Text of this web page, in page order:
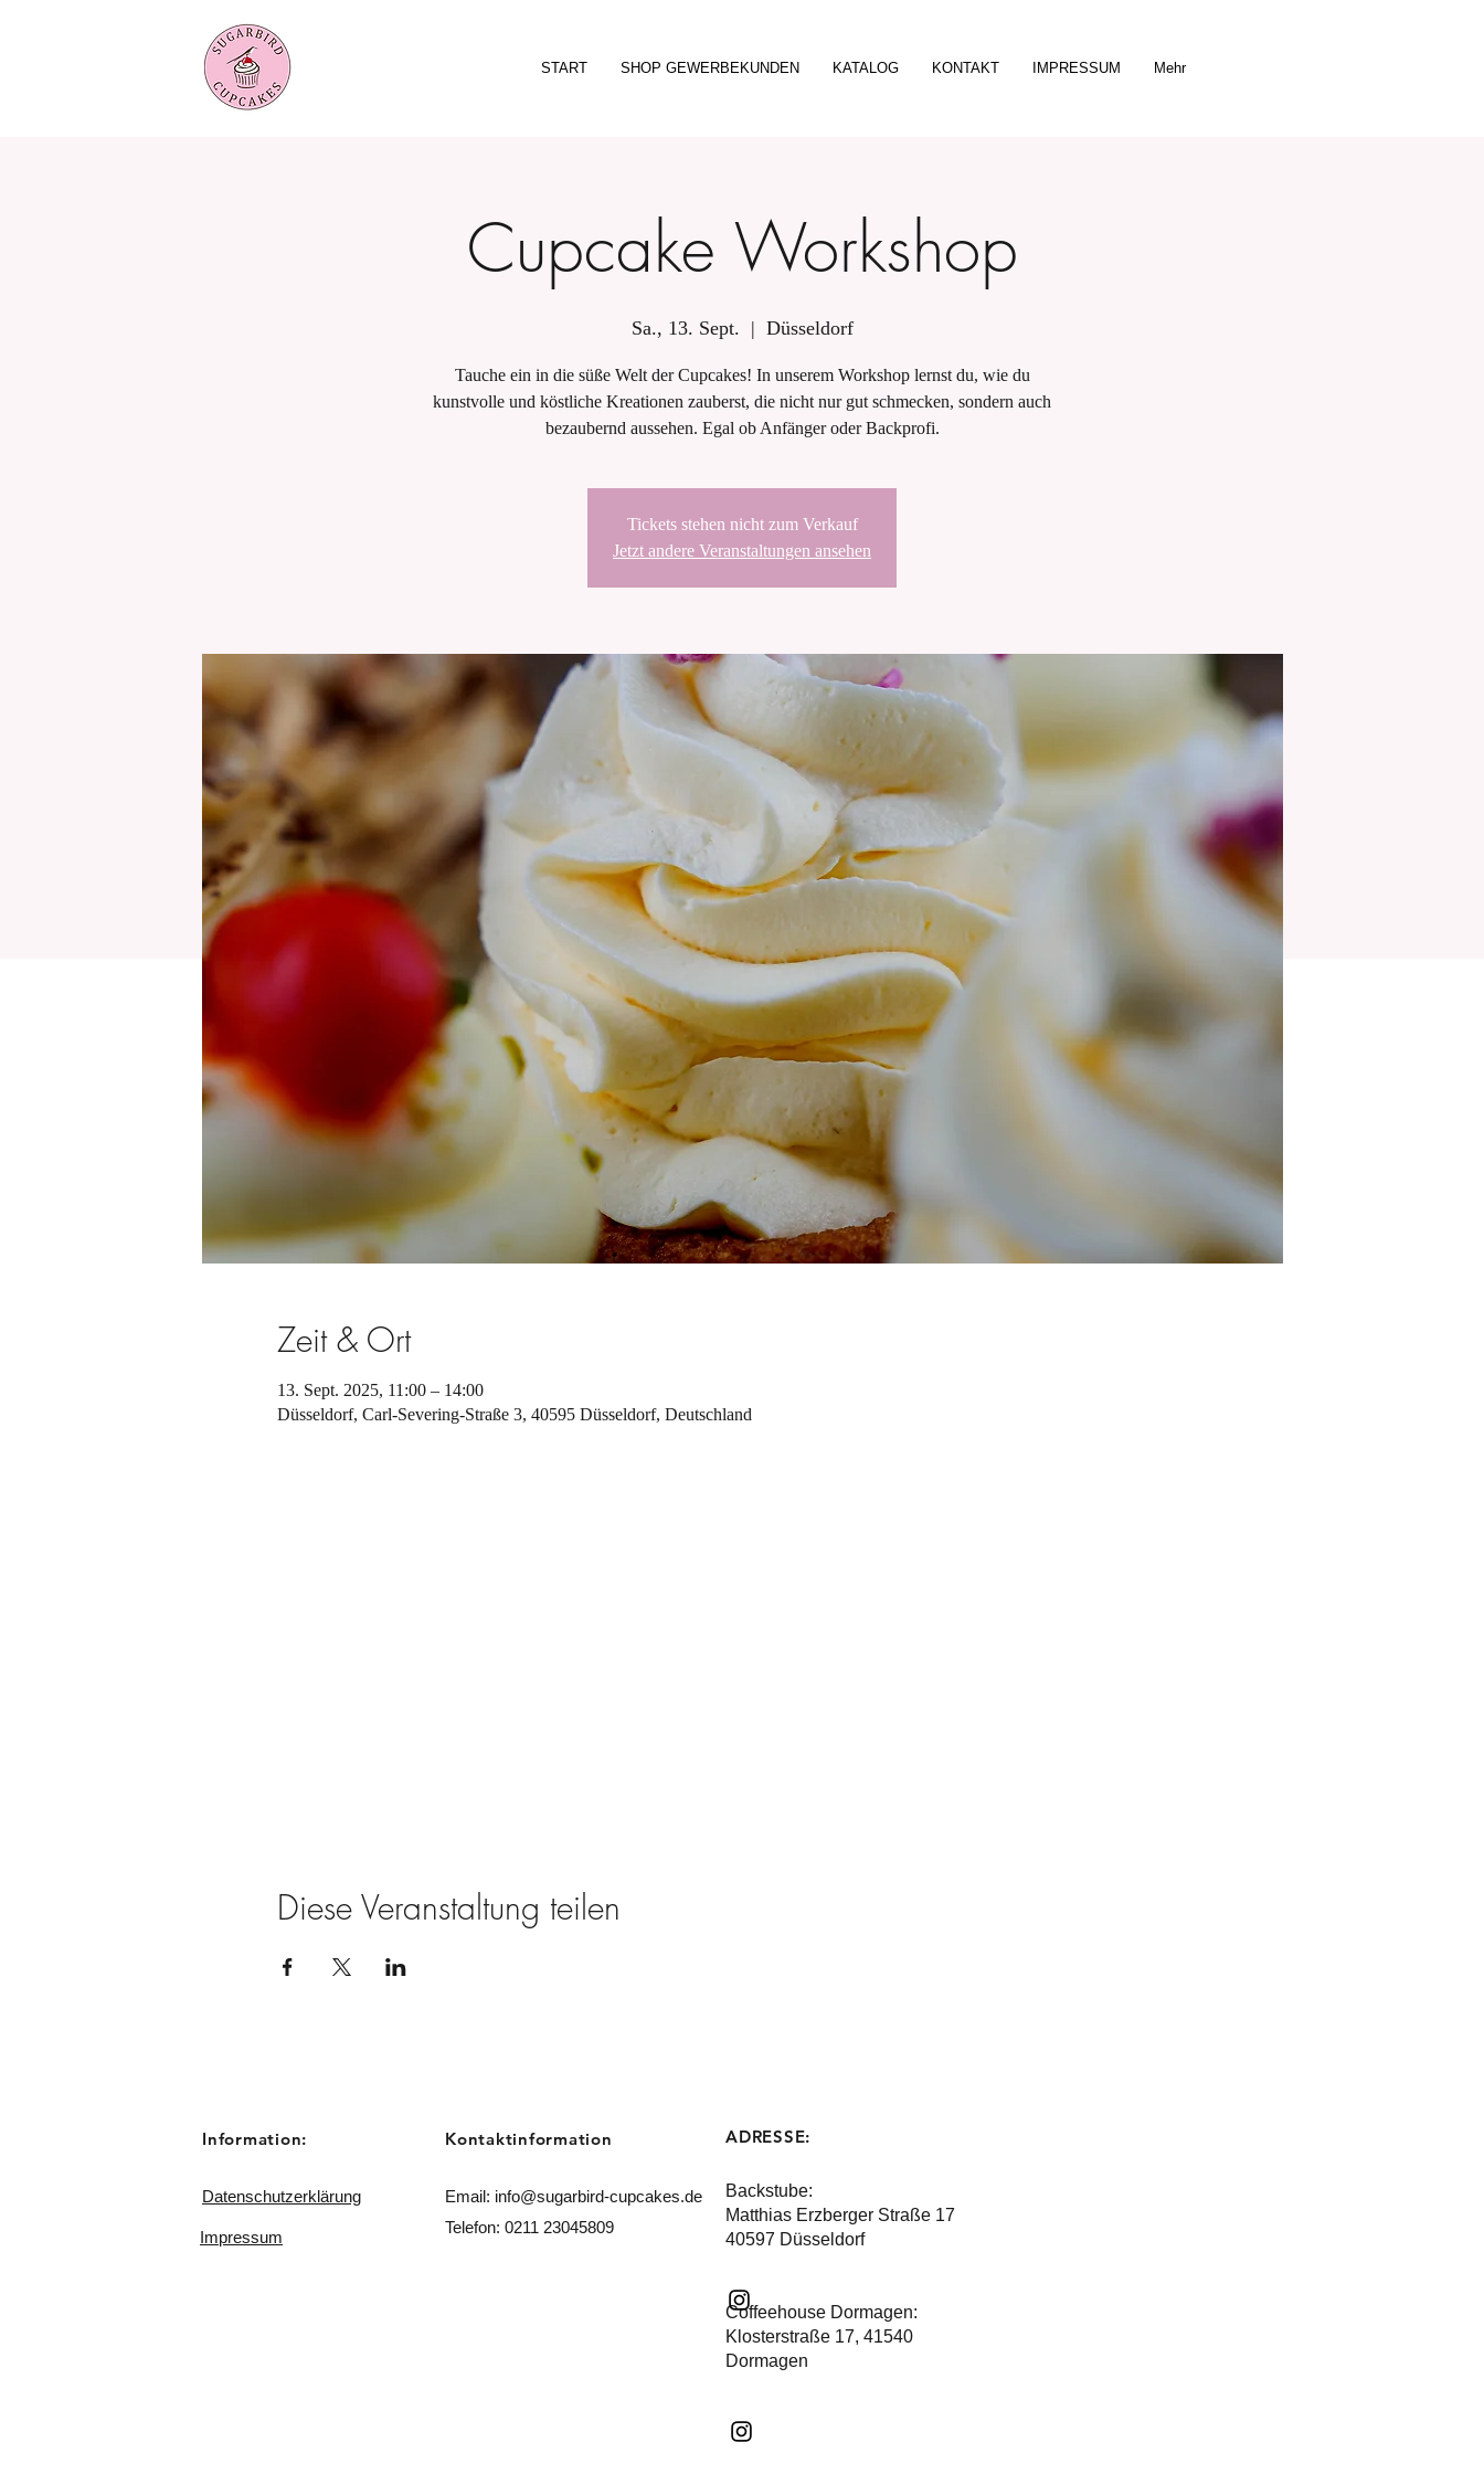
START SHOP GEWERBEKUNDEN KATALOG KONTAKT IMPRESSUM Mehr
Cupcake Workshop
Sa., 13. Sept.
  |
Düsseldorf
Tauche ein in die süße Welt der Cupcakes! In unserem Workshop lernst du, wie du
kunstvolle und köstliche Kreationen zauberst, die nicht nur gut schmecken, sondern auch
bezaubernd aussehen. Egal ob Anfänger oder Backprofi.
Tickets stehen nicht zum Verkauf
Jetzt andere Veranstaltungen ansehen
Zeit & Ort
13. Sept. 2025, 11:00 – 14:00
Düsseldorf, Carl-Severing-Straße 3, 40595 Düsseldorf, Deutschland
Diese Veranstaltung teilen
Information:
Datenschutzerklärung
Impressum
Kontaktinformation
Email: info@sugarbird-cupcakes.de
Telefon: 0211 23045809
ADRESSE:
Backstube:
Matthias Erzberger Straße 17
40597 Düsseldorf
Coffeehouse Dormagen:
​Klosterstraße 17, 41540
Dormagen